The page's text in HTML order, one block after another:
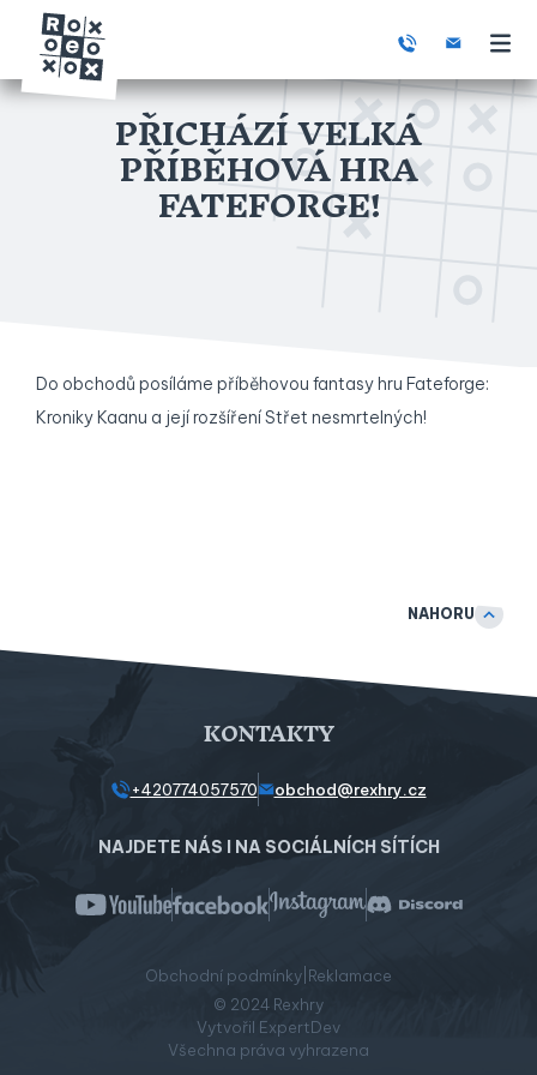
PŘICHÁZÍ VELKÁ
PŘÍBĚHOVÁ HRA
FATEFORGE!
Do obchodů posíláme příběhovou fantasy hru Fateforge:
Kroniky Kaanu a její rozšíření Střet nesmrtelných!
NAHORU
KONTAKTY
+420774057570 obchod@rexhry.cz
NAJDETE NÁS I NA SOCIÁLNÍCH SÍTÍCH
Obchodní podmínky Reklamace
© 2024 Rexhry
Vytvořil ExpertDev
Všechna práva vyhrazena